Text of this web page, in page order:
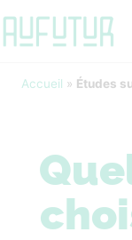
Accueil » Études